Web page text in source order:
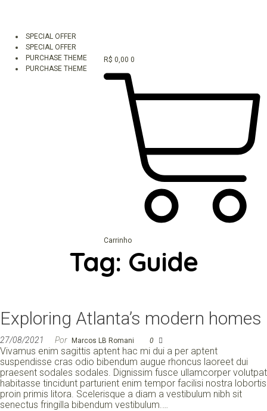
SPECIAL OFFER
SPECIAL OFFER
PURCHASE THEME
PURCHASE THEME
R$ 0,00 0
Carrinho
Tag: Guide
Exploring Atlanta’s modern homes
27/08/2021 Por Marcos LB Romani 0
Vivamus enim sagittis aptent hac mi dui a per aptent
suspendisse cras odio bibendum augue rhoncus laoreet dui
praesent sodales sodales. Dignissim fusce ullamcorper volutpat
habitasse tincidunt parturient enim tempor facilisi nostra lobortis
proin primis litora. Scelerisque a diam a vestibulum nibh sit
senectus fringilla bibendum vestibulum.…